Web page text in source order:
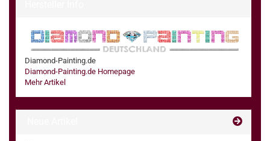
Diamond-Painting.de
Diamond-Painting.de Homepage
Mehr Artikel